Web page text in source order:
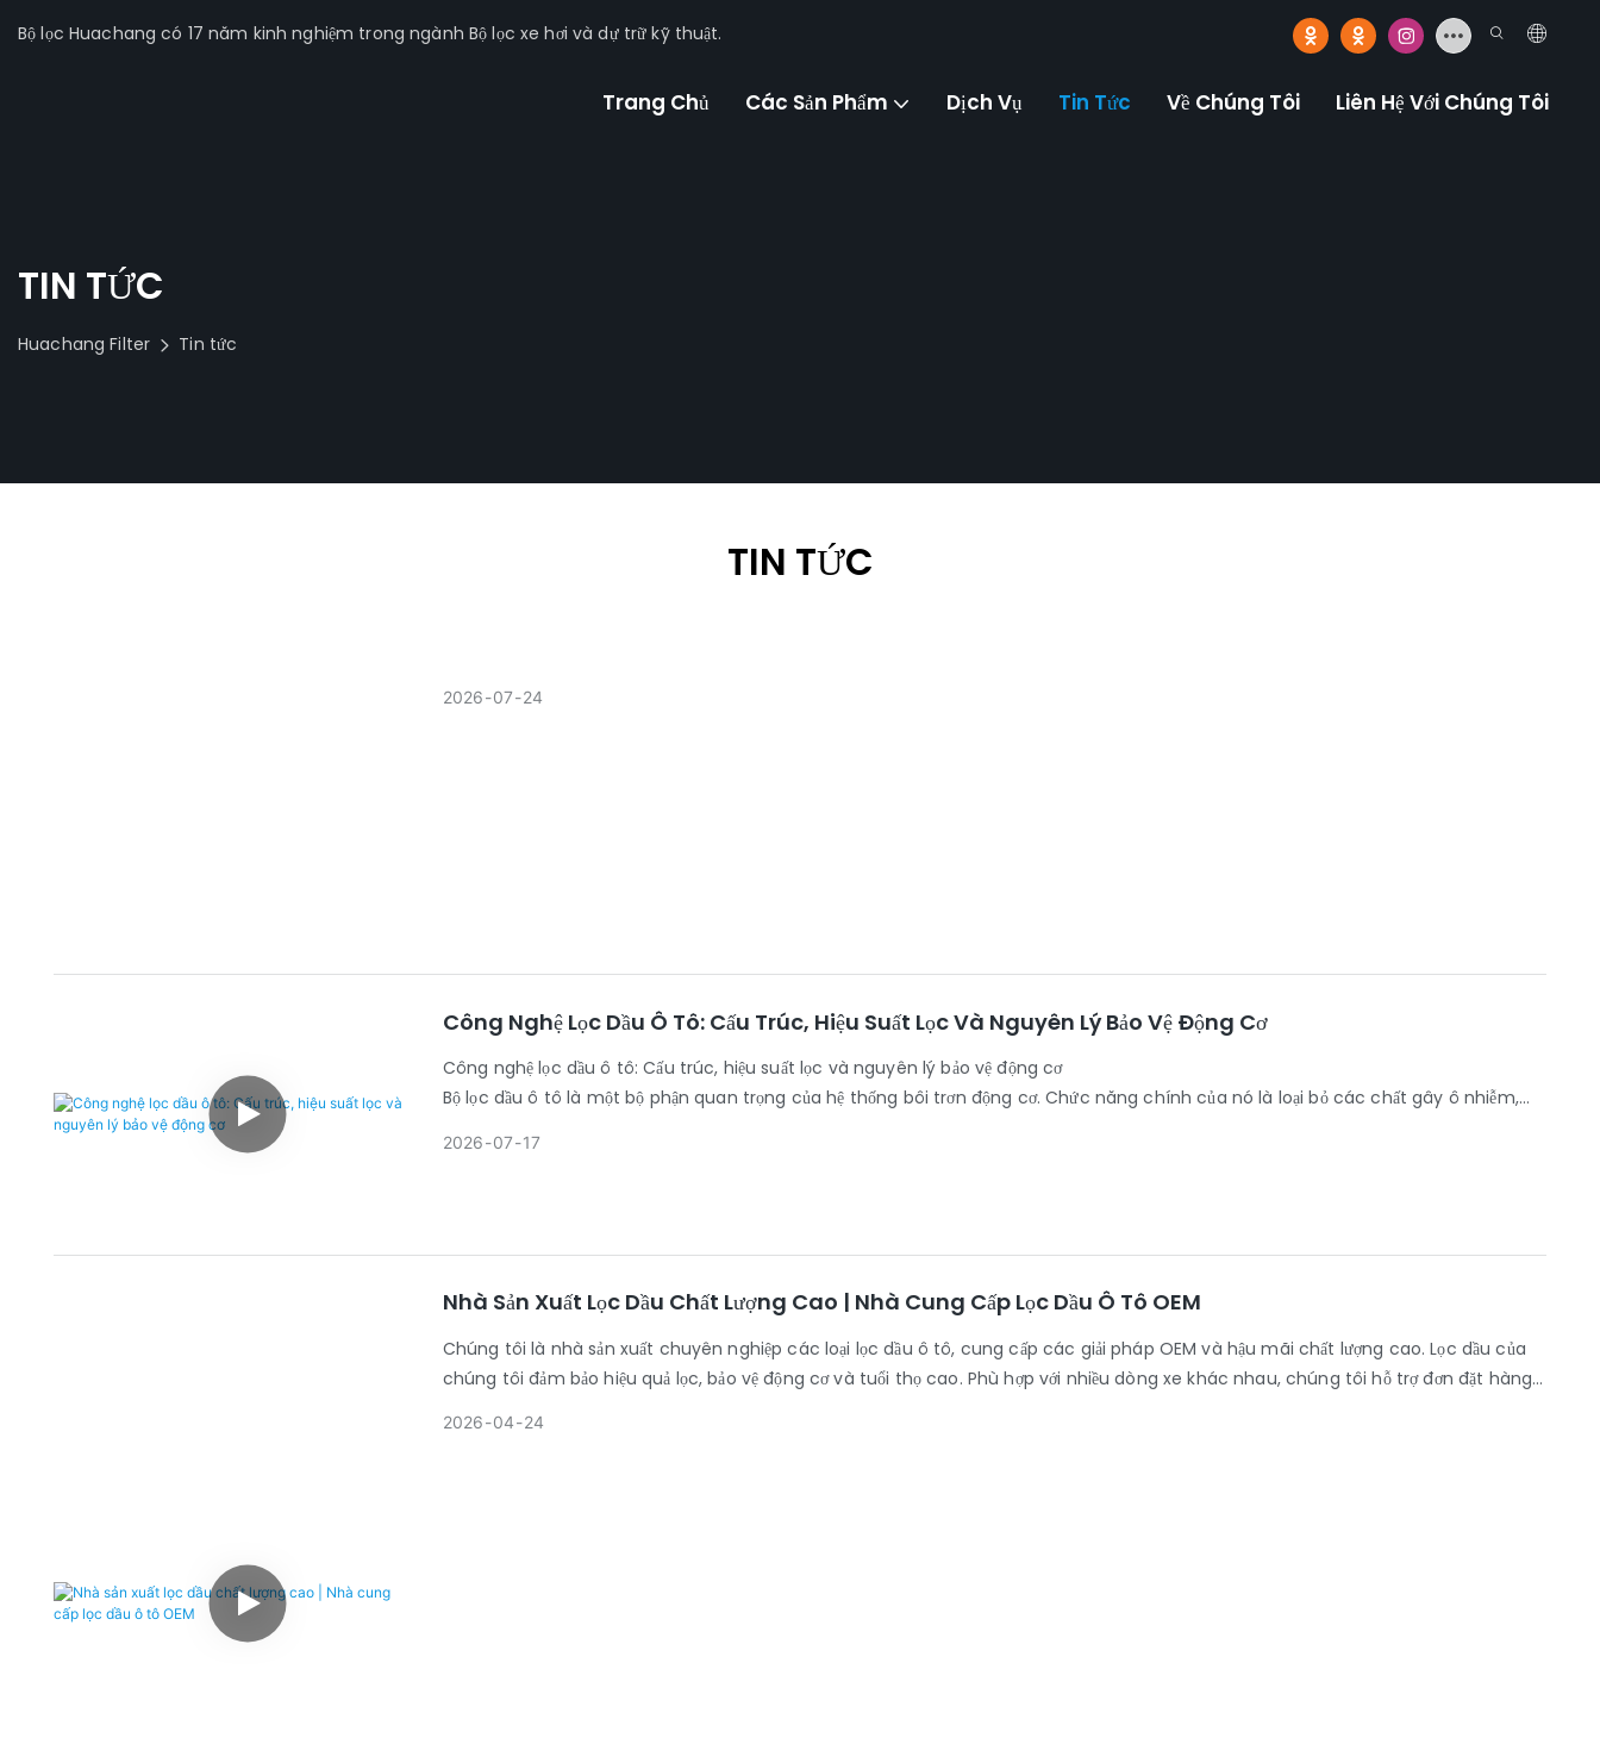
Bộ lọc Huachang có 17 năm kinh nghiệm trong ngành Bộ lọc xe hơi và dự trữ kỹ thuật.
Trang Chủ Các Sản Phẩm Dịch Vụ Tin Tức Về Chúng Tôi Liên Hệ Với Chúng Tôi
TIN TỨC
Huachang Filter Tin tức
TIN TỨC
2026 07 24
Công Nghệ Lọc Dầu Ô Tô: Cấu Trúc, Hiệu Suất Lọc Và Nguyên Lý Bảo Vệ Động Cơ
Công nghệ lọc dầu ô tô: Cấu trúc, hiệu suất lọc và nguyên lý bảo vệ động cơ
Bộ lọc dầu ô tô là một bộ phận quan trọng của hệ thống bôi trơn động cơ. Chức năng chính của nó là loại bỏ các chất gây ô nhiễm,
2026 07 17
Nhà Sản Xuất Lọc Dầu Chất Lượng Cao | Nhà Cung Cấp Lọc Dầu Ô Tô OEM
Chúng tôi là nhà sản xuất chuyên nghiệp các loại lọc dầu ô tô, cung cấp các giải pháp OEM và hậu mãi chất lượng cao. Lọc dầu của
chúng tôi đảm bảo hiệu quả lọc, bảo vệ động cơ và tuổi thọ cao. Phù hợp với nhiều dòng xe khác nhau, chúng tôi hỗ trợ đơn đặt hàng
2026 04 24